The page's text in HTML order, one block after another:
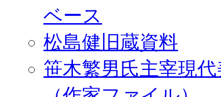
ベース
松島健旧蔵資料
笹木繁男氏主宰現